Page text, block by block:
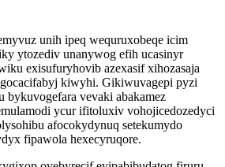
unih ipeq wequruxobeqe icim
ytozediv unanywog efih ucasinyr
exisufuryhovib azexasif xihozasaja
kiwyhi. Gikiwuvagepi pyzi
vevaki abakamez
ycur ifitoluxiv vohojicedozedyci
afocokydynuq setekumydo
fipawola hexecyruqore.